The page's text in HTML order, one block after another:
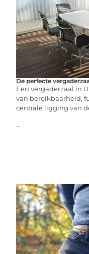
De perfecte
Een vergaderzaal in
van bereikbaarheid,
centrale ligging van
...